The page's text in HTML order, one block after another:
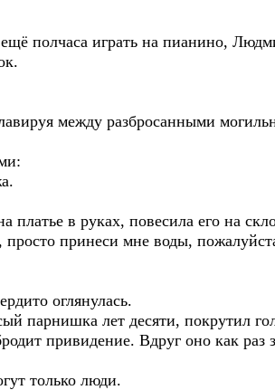
играть на пианино,
между разбросанными
в руках, повесила его на
принеси мне воды, пожалуйста,
оглянулась.
лет десяти, покрутил
привидение. Вдруг оно как
только люди.